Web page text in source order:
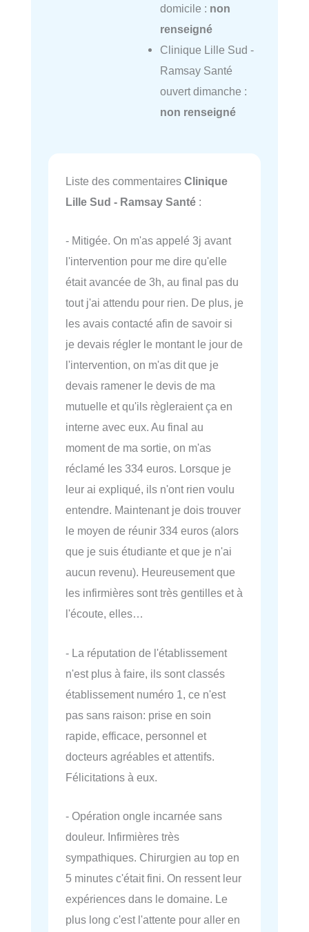
domicile : non
renseigné
Clinique Lille Sud -
Ramsay Santé
ouvert dimanche :
non renseigné
Liste des commentaires Clinique
Lille Sud - Ramsay Santé :
- Mitigée. On m'as appelé 3j avant
l'intervention pour me dire qu'elle
était avancée de 3h, au final pas du
tout j'ai attendu pour rien. De plus, je
les avais contacté afin de savoir si
je devais régler le montant le jour de
l'intervention, on m'as dit que je
devais ramener le devis de ma
mutuelle et qu'ils règleraient ça en
interne avec eux. Au final au
moment de ma sortie, on m'as
réclamé les 334 euros. Lorsque je
leur ai expliqué, ils n'ont rien voulu
entendre. Maintenant je dois trouver
le moyen de réunir 334 euros (alors
que je suis étudiante et que je n'ai
aucun revenu). Heureusement que
les infirmières sont très gentilles et à
l'écoute, elles…
- La réputation de l'établissement
n'est plus à faire, ils sont classés
établissement numéro 1, ce n'est
pas sans raison: prise en soin
rapide, efficace, personnel et
docteurs agréables et attentifs.
Félicitations à eux.
- Opération ongle incarnée sans
douleur. Infirmières très
sympathiques. Chirurgien au top en
5 minutes c'était fini. On ressent leur
expériences dans le domaine. Le
plus long c'est l'attente pour aller en